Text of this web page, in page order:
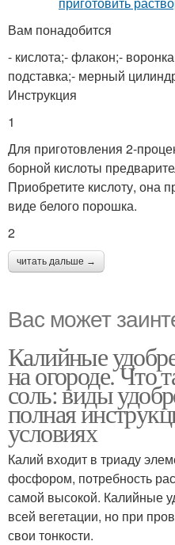
Вам понадобится
- кислота;- флакон;-
подставка;- мерный
Инструкция
1
Для приготовления 2-
борной кислоты
Приобретите кислоту, она
виде белого порошка.
2
читать дальше →
Вас может
Калийные
на огороде. Что
соль: виды
полная
условиях
Калий входит в триаду
фосфором, потребность
самой высокой. Калийные
всей вегетации, но при
свои тонкости.